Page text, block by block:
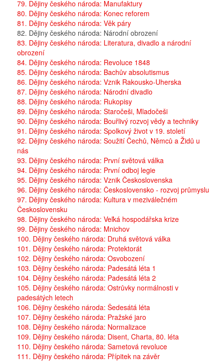
79. Dějiny českého národa: Manufaktury
80. Dějiny českého národa: Konec reforem
81. Dějiny českého národa: Věk páry
82. Dějiny českého národa: Národní obrození
83. Dějiny českého národa: Literatura, divadlo a národní
obrození
84. Dějiny českého národa: Revoluce 1848
85. Dějiny českého národa: Bachův absolutismus
86. Dějiny českého národa: Vznik Rakousko-Uherska
87. Dějiny českého národa: Národní divadlo
88. Dějiny českého národa: Rukopisy
89. Dějiny českého národa: Staročeši, Mladočeši
90. Dějiny českého národa: Bouřlivý rozvoj vědy a techniky
91. Dějiny českého národa: Spolkový život v 19. století
92. Dějiny českého národa: Soužití Čechů, Němců a Židů u
nás
93. Dějiny českého národa: První světová válka
94. Dějiny českého národa: První odboj legie
95. Dějiny českého národa: Vznik Československa
96. Dějiny českého národa: Československo - rozvoj průmyslu
97. Dějiny českého národa: Kultura v meziválečném
Československu
98. Dějiny českého národa: Veľká hospodářska krize
99. Dějiny českého národa: Mnichov
100. Dějiny českého národa: Druhá světová válka
101. Dějiny českého národa: Protektorát
102. Dějiny českého národa: Osvobození
103. Dějiny českého národa: Padesátá léta 1
104. Dějiny českého národa: Padesátá léta 2
105. Dějiny českého národa: Ostrůvky normálnosti v
padesátých letech
106. Dějiny českého národa: Šedesátá léta
107. Dějiny českého národa: Pražské jaro
108. Dějiny českého národa: Normalizace
109. Dějiny českého národa: Disent, Charta, 80. léta
110. Dějiny českého národa: Sametová revoluce
111. Dějiny českého národa: Přípitek na závěr